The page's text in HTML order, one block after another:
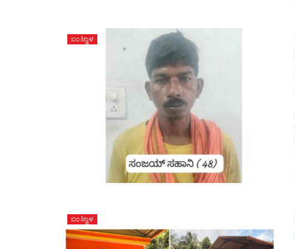
ಬಂಟ್ವಾಳ
ಬಂಟ್ವಾಳ